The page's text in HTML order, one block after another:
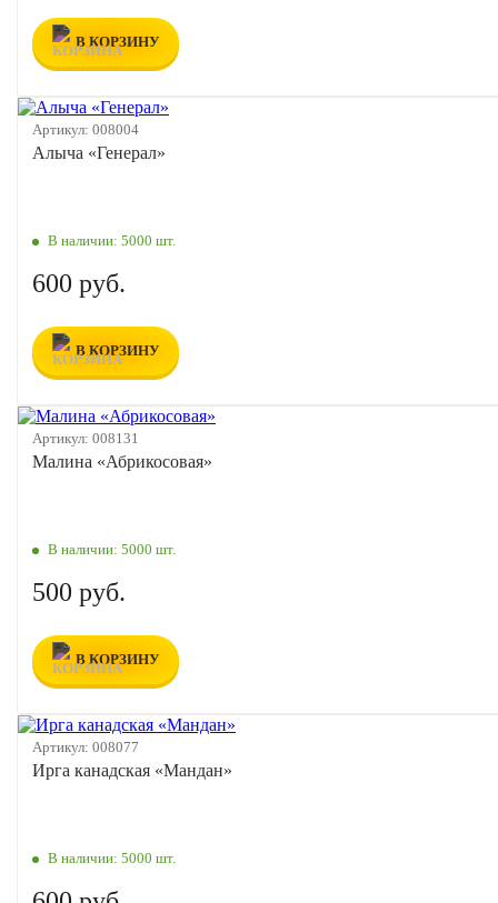
В КОРЗИНУ
Артикул: 008004
Алыча «Генерал»
В наличии: 5000 шт.
600 руб.
В КОРЗИНУ
Артикул: 008131
Малина «Абрикосовая»
В наличии: 5000 шт.
500 руб.
В КОРЗИНУ
Артикул: 008077
Ирга канадская «Мандан»
В наличии: 5000 шт.